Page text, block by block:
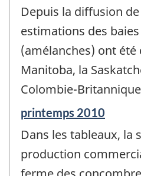
référence
de
changement
-
Depuis la diffusion
estimations des
(amélanches) ont
Manitoba, la
Colombie-
Période
référence
de
changement
printemps 2010
Dans les tableaux, la
production